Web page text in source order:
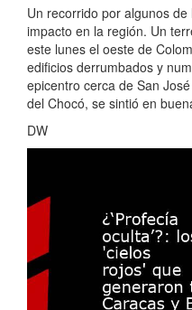
Un recorrido por algunos
impacto en la región. Un
este lunes el oeste de
edificios derrumbados y
epicentro cerca de San
del Chocó, se sintió en
DW